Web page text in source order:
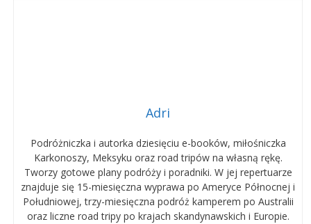
Adri
Podróżniczka i autorka dziesięciu e-booków, miłośniczka
Karkonoszy, Meksyku oraz road tripów na własną rękę.
Tworzy gotowe plany podróży i poradniki. W jej repertuarze
znajduje się 15-miesięczna wyprawa po Ameryce Północnej i
Południowej, trzy-miesięczna podróż kamperem po Australii
oraz liczne road tripy po krajach skandynawskich i Europie.